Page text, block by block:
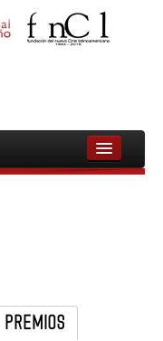
PREMIOS